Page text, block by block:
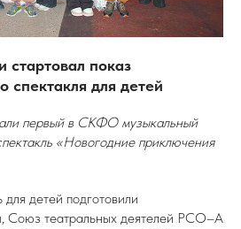
показ
спектакля для детей
первый в СКФО музыкальный
«Новогодние приключения
детей подготовили
Союз театральных деятелей РСО–А